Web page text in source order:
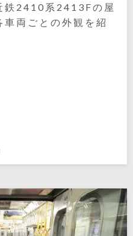
鉄2410系2413Fの屋
両ごとの外観を紹